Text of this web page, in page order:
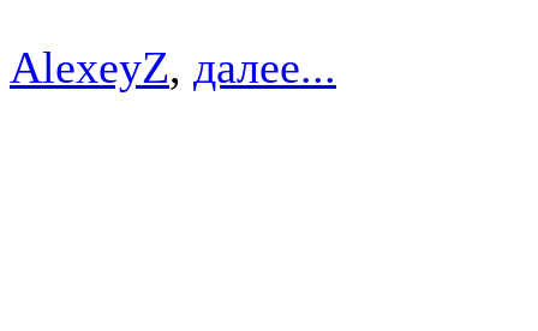
AlexeyZ, далее...